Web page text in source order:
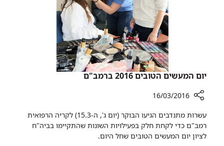
יום המעשים הטובים 2016 ברמב"ם
שיתוף
יום
המעשים
16/03/2016
עשרות מתנדבים הגיעו הבוקר (יום ג', ה-15.3) לקריה הרפואית
רמב"ם כדי לקחת חלק בפעילויות השונות שהתקיימו בביה"ח
לציון יום המעשים הטובים שחל היום.